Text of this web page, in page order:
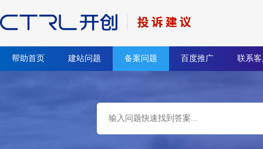
帮助首页 建站问题 备案问题 百度推广 联系